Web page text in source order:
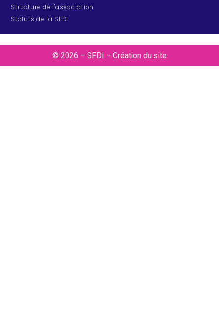
Structure de l'association
Statuts de la SFDI
© 2026 – SFDI – Création du site